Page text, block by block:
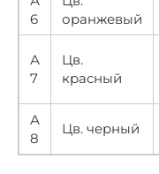
6
оранжевый
А
7
Цв.
красный
А
8
Цв. черный